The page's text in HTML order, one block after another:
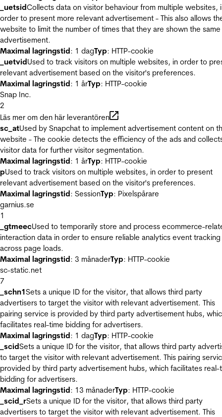
_uetsidCollects data on visitor behaviour from multiple websites,
order to present more relevant advertisement - This also allows
website to limit the number of times that they are shown the same
advertisement.
Maximal lagringstid: 1 dagTyp: HTTP-cookie
_uetvidUsed to track visitors on multiple websites, in order to
relevant advertisement based on the visitor's preferences.
Maximal lagringstid: 1 årTyp: HTTP-cookie
Snap Inc.
2
Läs mer om den här leverantören
sc_atUsed by Snapchat to implement advertisement content on
website - The cookie detects the efficiency of the ads and
visitor data for further visitor segmentation.
Maximal lagringstid: 1 årTyp: HTTP-cookie
pUsed to track visitors on multiple websites, in order to present
relevant advertisement based on the visitor's preferences.
Maximal lagringstid: SessionTyp: Pixelspårare
garnius.se
1
_gtmeecUsed to temporarily store and process ecommerce-
interaction data in order to ensure reliable analytics event tracking
across page loads.
Maximal lagringstid: 3 månaderTyp: HTTP-cookie
sc-static.net
7
_schn1Sets a unique ID for the visitor, that allows third party
advertisers to target the visitor with relevant advertisement. This
pairing service is provided by third party advertisement hubs,
facilitates real-time bidding for advertisers.
Maximal lagringstid: 1 dagTyp: HTTP-cookie
_scidSets a unique ID for the visitor, that allows third party
to target the visitor with relevant advertisement. This pairing
provided by third party advertisement hubs, which facilitates real-
bidding for advertisers.
Maximal lagringstid: 13 månaderTyp: HTTP-cookie
_scid_rSets a unique ID for the visitor, that allows third party
advertisers to target the visitor with relevant advertisement. This